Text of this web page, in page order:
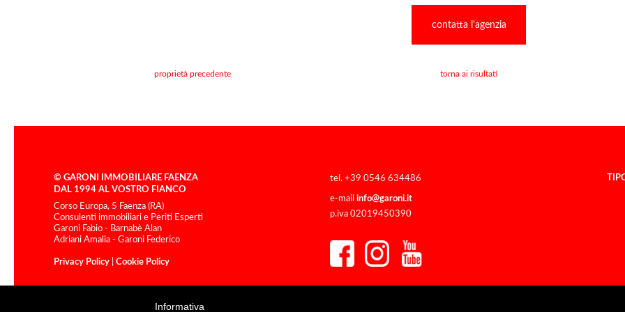
contatta l'agenzia
proprietà precedente torna ai risultati
© GARONI IMMOBILIARE FAENZA
DAL 1994 AL VOSTRO FIANCO
Corso Europa, 5 Faenza (RA)
Consulenti immobiliari e Periti Esperti
Garoni Fabio - Barnabè Alan
Adriani Amalia - Garoni Federico
Privacy Policy Cookie Policy
tel. +39 0546 634486
e-mailinfo@garoni.it
p.iva 02019450390
Informativa